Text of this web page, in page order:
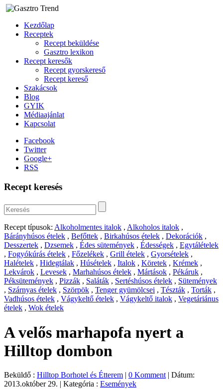
Kezdőlap
Receptek
Recept beküldése
Gasztro lexikon
Recept keresők
Recept gyorskereső
Recept kereső
Szakácsok
Blog
GYIK
Médiaajánlat
Kapcsolat
Facebook
Twitter
Google+
RSS
Recept keresés
Recept típusok: Alkoholmentes italok , Alkoholos italok ,
Bárányhúsos ételek , Befőttek , Birkahúsos ételek , Dekorációk ,
Desszertek , Dzsemek , Édes sütemények , Édességek , Egytálételek
, Fogyókúrás ételek , Főzelékek , Grill ételek , Gyorsételek ,
Halételek , Hidegtálak , Húsételek , Italok , Köretek , Krémek ,
Lekvárok , Levesek , Marhahúsos ételek , Mártások , Pékáruk ,
Péksütemények , Pizzák , Saláták , Sertéshúsos ételek , Sütemények
, Szárnyas ételek , Szörpök , Tenger gyümölcsei , Tészták , Torták ,
Vadhúsos ételek , Vágykeltő ételek , Vágykeltő italok , Vegetáriánus
ételek , Wok ételek
A velős marhapofa nyert a
Hilltop dombon
Beküldő : Hilltop Borhotel és Étterem | 0 Komment | Dátum:
2013.október 29. | Kategória : Események